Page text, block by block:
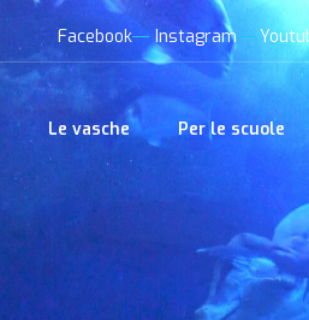
Facebook Instagram
Le vasche Per le scuole